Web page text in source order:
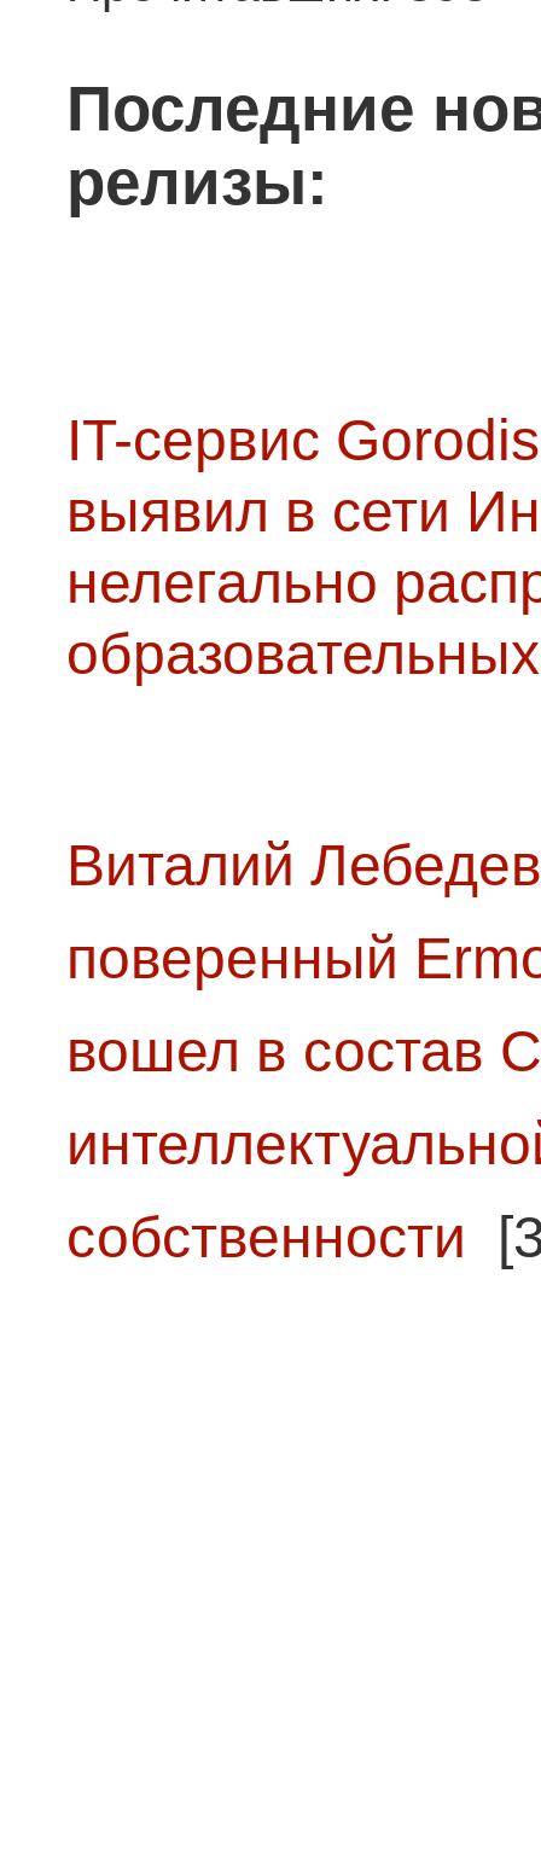
Последние
релизы:
IT-сервис
выявил в сети
нелегально
Виталий
поверенный
вошел в состав
собственности